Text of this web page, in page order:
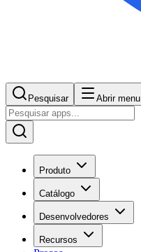
Pesquisar Abrir menu
Produto
Catálogo
Desenvolvedores
Recursos